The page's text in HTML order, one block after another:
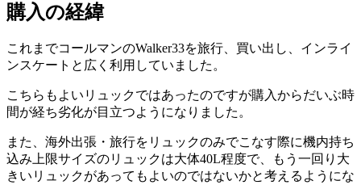
購入の経緯
これまでコールマンのWalker33を旅行、買い出し、インライ
ンスケートと広く利用していました。
こちらもよいリュックではあったのですが購入からだいぶ時
間が経ち劣化が目立つようになりました。
また、海外出張・旅行をリュックのみでこなす際に機内持ち
込み上限サイズのリュックは大体40L程度で、もう一回り大
きいリュックがあってもよいのではないかと考えるようにな